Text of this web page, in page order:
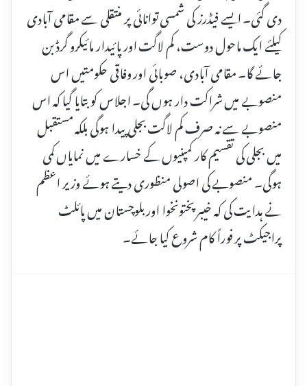
دی گئی۔ ایسے فیڈرز کی شمسی توانائی پر منتقلی سے مقامی آبادی
کیلئے ایک ماحول دوست، کم لاگت اور پائیدار مائیکرو گرڈ بن
جائے گا۔ مقامی آبادی، صوبائی اور وفاقی حکومتیں اس
منصوبے میں شراکت دار ہوں گی۔ اجلاس کو بتایا گیا کہ اس
منصوبے سے نہ صرف کم لاگت بجلی پیدا ہوگی بلکہ مستقبل
میں بجلی کی تقسیم کار کمپنیوں کے خسارے میں نمایاں کمی
ہوگی۔ منصوبے کی اصولی منظوری دیتے ہوئے وزیر اعظم
نے ہدایت کی کہ خیبرپختونخوا اور بلوچستان میں پائلٹ
پراجیکٹ پر فوراً کام شروع کیا جائے۔